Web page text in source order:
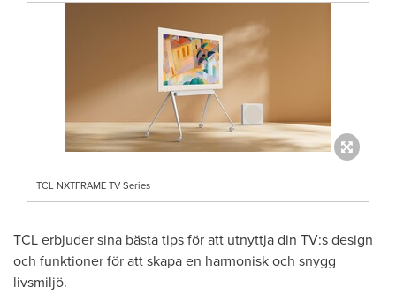
TCL NXTFRAME TV Series
TCL erbjuder sina bästa tips för att utnyttja din TV:s design
och funktioner för att skapa en harmonisk och snygg
livsmiljö.